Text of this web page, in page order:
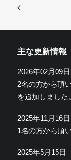
主な更新情報
2026年02月09日
2名の方から頂
を追加しました。
2025年11月16日
1名の方から頂
2025年5月15日